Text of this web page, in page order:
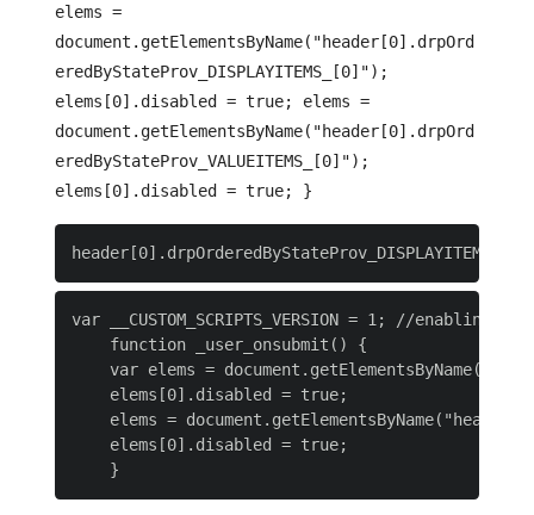
elems =
document.getElementsByName("header[0].drpOrd
eredByStateProv_DISPLAYITEMS_[0]");
elems[0].disabled = true; elems =
document.getElementsByName("header[0].drpOrd
eredByStateProv_VALUEITEMS_[0]");
elems[0].disabled = true; }
var __CUSTOM_SCRIPTS_VERSION = 1; //enabling
    function _user_onsubmit() {
var elems =
    elems[0].disabled = true;
elems =
    elems[0].disabled = true;